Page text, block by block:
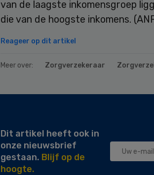
van de laagste inkomensgroep
die van de hoogste inkomens.
Reageer op dit artikel
Meer over: Zorgverzekeraar
Dit artikel heeft ook in
onze nieuwsbrief
gestaan. Blijf op de
hoogte.